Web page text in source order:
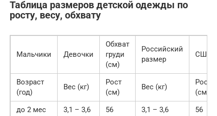
Таблица размеров детской одежды по
росту, весу, обхвату
Мальчики Девочки
Обхват
груди
(см)
Российский
размер
США
Возраст
(год)
Вес (кг)
Рост
(см)
Вес (кг)
Рост
(см)
до 2 мес
3,1 – 3,6 56 3,1 – 3,6
56